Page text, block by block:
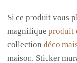
Si ce produit vous
magnifique produit
collection déco
maison. Sticker